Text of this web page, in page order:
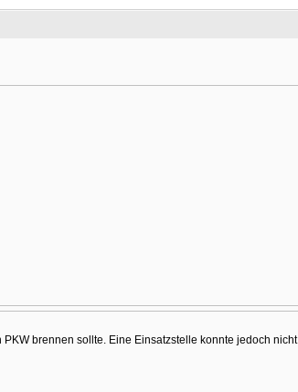
brennen sollte. Eine Einsatzstelle konnte jedoch nicht